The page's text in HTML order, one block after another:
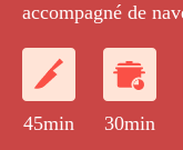
accompagné de
45min 30min